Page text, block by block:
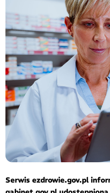
Serwis ezdrowie.gov.pl